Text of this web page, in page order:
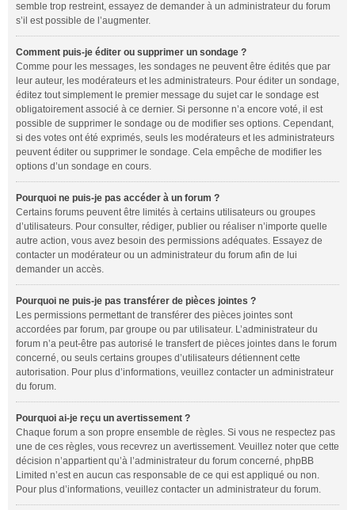
semble trop restreint, essayez de demander à un administrateur du forum
s’il est possible de l’augmenter.
Comment puis-je éditer ou supprimer un sondage ?
Comme pour les messages, les sondages ne peuvent être édités que par
leur auteur, les modérateurs et les administrateurs. Pour éditer un sondage,
éditez tout simplement le premier message du sujet car le sondage est
obligatoirement associé à ce dernier. Si personne n’a encore voté, il est
possible de supprimer le sondage ou de modifier ses options. Cependant,
si des votes ont été exprimés, seuls les modérateurs et les administrateurs
peuvent éditer ou supprimer le sondage. Cela empêche de modifier les
options d’un sondage en cours.
Pourquoi ne puis-je pas accéder à un forum ?
Certains forums peuvent être limités à certains utilisateurs ou groupes
d’utilisateurs. Pour consulter, rédiger, publier ou réaliser n’importe quelle
autre action, vous avez besoin des permissions adéquates. Essayez de
contacter un modérateur ou un administrateur du forum afin de lui
demander un accès.
Pourquoi ne puis-je pas transférer de pièces jointes ?
Les permissions permettant de transférer des pièces jointes sont
accordées par forum, par groupe ou par utilisateur. L’administrateur du
forum n’a peut-être pas autorisé le transfert de pièces jointes dans le forum
concerné, ou seuls certains groupes d’utilisateurs détiennent cette
autorisation. Pour plus d’informations, veuillez contacter un administrateur
du forum.
Pourquoi ai-je reçu un avertissement ?
Chaque forum a son propre ensemble de règles. Si vous ne respectez pas
une de ces règles, vous recevrez un avertissement. Veuillez noter que cette
décision n’appartient qu’à l’administrateur du forum concerné, phpBB
Limited n’est en aucun cas responsable de ce qui est appliqué ou non.
Pour plus d’informations, veuillez contacter un administrateur du forum.